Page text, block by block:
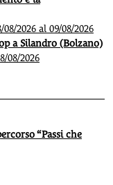
2026 al 09/08/2026
a Silandro (Bolzano)
08/2026
“Passi che